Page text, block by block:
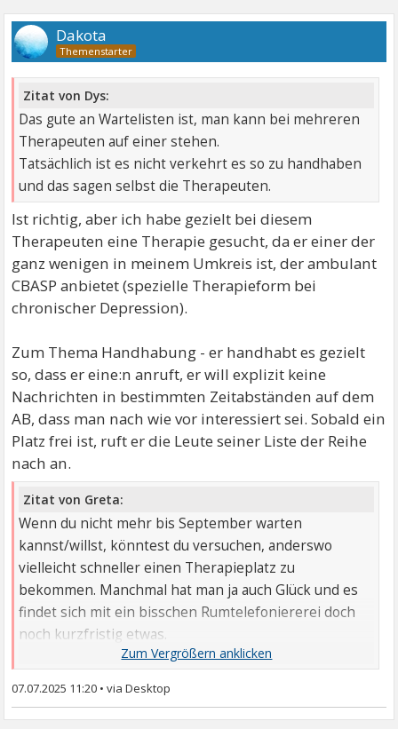
Dakota
Zitat von Dys:
Das gute an Wartelisten ist, man kann bei mehreren
Therapeuten auf einer stehen.
Tatsächlich ist es nicht verkehrt es so zu handhaben
und das sagen selbst die Therapeuten.
Ist richtig, aber ich habe gezielt bei diesem
Therapeuten eine Therapie gesucht, da er einer der
ganz wenigen in meinem Umkreis ist, der ambulant
CBASP anbietet (spezielle Therapieform bei
chronischer Depression).
Zum Thema Handhabung - er handhabt es gezielt
so, dass er eine:n anruft, er will explizit keine
Nachrichten in bestimmten Zeitabständen auf dem
AB, dass man nach wie vor interessiert sei. Sobald ein
Platz frei ist, ruft er die Leute seiner Liste der Reihe
nach an.
Zitat von Greta:
Wenn du nicht mehr bis September warten
kannst/willst, könntest du versuchen, anderswo
vielleicht schneller einen Therapieplatz zu
bekommen. Manchmal hat man ja auch Glück und es
findet sich mit ein bisschen Rumtelefoniererei doch
noch kurzfristig etwas.
warte derzeit auf einen Klinikaufenthalt und laut
Zusage des Theras wäre ich jetzt eben bereits nach
07.07.2025 11:20 •